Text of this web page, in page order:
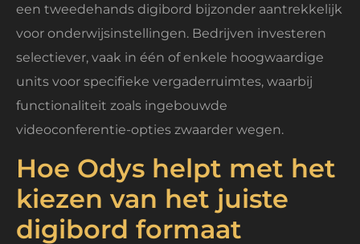
een tweedehands digibord bijzonder aantrekkelijk
voor onderwijsinstellingen. Bedrijven investeren
selectiever, vaak in één of enkele hoogwaardige
units voor specifieke vergaderruimtes, waarbij
functionaliteit zoals ingebouwde
videoconferentie-opties zwaarder wegen.
Hoe Odys helpt met het
kiezen van het juiste
digibord formaat